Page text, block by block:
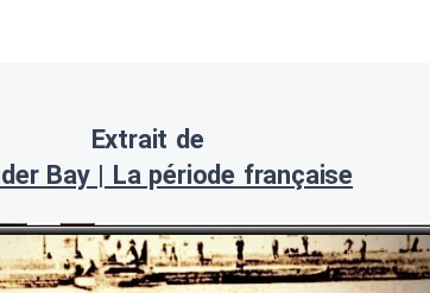
Extrait de
Bay | La période française